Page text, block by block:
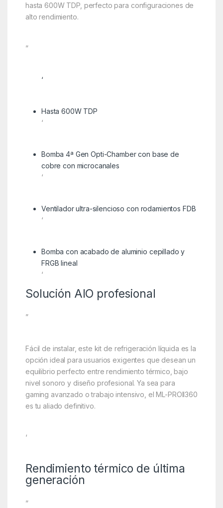
hasta 600W TDP, perfecto para configuraciones de
alto rendimiento.
”
‘
Hasta 600W TDP
‘
Bomba 4ª Gen Opti-Chamber con base de
cobre con microcanales
‘
Ventilador ultra-silencioso con rodamientos FDB
‘
Bomba con acabado de aluminio cepillado y
FRGB lineal
‘
Solución AIO profesional
”
Fácil de instalar, este kit de refrigeración líquida es la
opción ideal para usuarios exigentes que desean un
equilibrio perfecto entre rendimiento térmico, bajo
nivel sonoro y diseño profesional. Ya sea para
gaming avanzado o trabajo intensivo, el ML-PROII360
es tu aliado definitivo.
‘
Rendimiento térmico de última
generación
”